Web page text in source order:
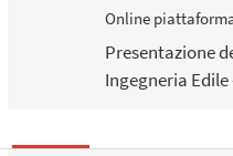
Online
Presentazione
Ingegneria